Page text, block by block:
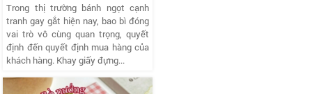
Trong thị trường bánh ngọt cạnh
tranh gay gắt hiện nay, bao bì đóng
vai trò vô cùng quan trọng, quyết
định đến quyết định mua hàng của
khách hàng. Khay giấy đựng...